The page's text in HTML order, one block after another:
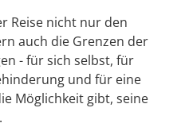
Reise nicht nur den
auch die Grenzen der
- für sich selbst, für
und für eine
Möglichkeit gibt, seine